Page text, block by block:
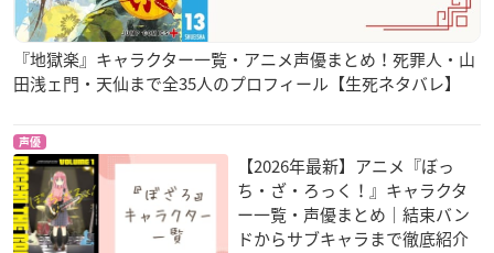
ミュール＝ラ・モー
ル
ているだろうかⅡ
リリルカ・アーデ
博多明太！ぴりから
世話やきキツネの仙
MIX
『地獄楽』キャラクター一覧・アニメ声優まとめ！死罪人・山
田浅ェ門・天仙まで全35人のプロフィール【生死ネタバレ】
声優
【2026年最新】アニメ『ぼっ
ち・ざ・ろっく！』キャラクタ
ー一覧・声優まとめ｜結束バン
ドからサブキャラまで徹底紹介